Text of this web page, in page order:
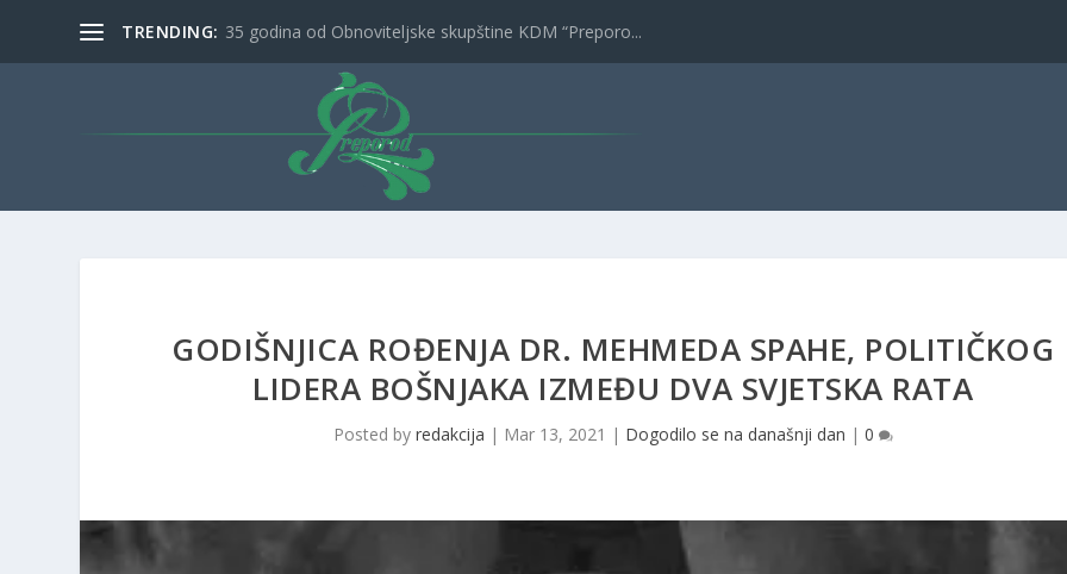
TRENDING: 9. Međunarodni festival muzike i folklora ” Ljeto...
GODIŠNJICA ROĐENJA DR. MEHMEDA SPAHE, POLITIČKOG
LIDERA BOŠNJAKA IZMEĐU DVA SVJETSKA RATA
Posted by redakcija | Mar 13, 2021 | Dogodilo se na današnji dan | 0